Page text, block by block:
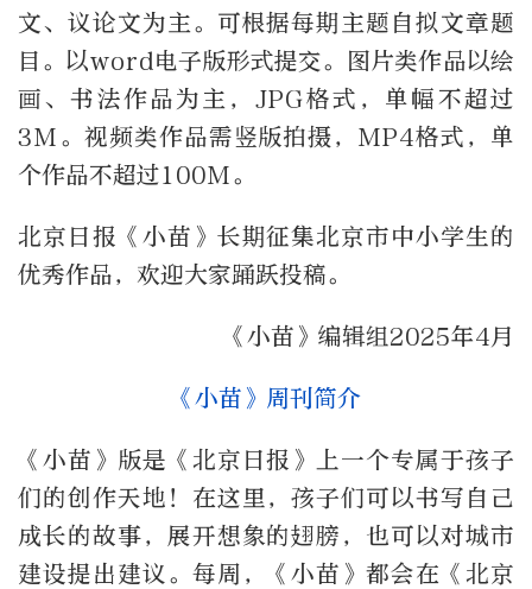
文、议论文为主。可根据每期主题自拟文章题
目。以word电子版形式提交。图片类作品以绘
画、书法作品为主，JPG格式，单幅不超过
3M。视频类作品需竖版拍摄，MP4格式，单
个作品不超过100M。
北京日报《小苗》长期征集北京市中小学生的
优秀作品，欢迎大家踊跃投稿。
《小苗》编辑组2025年4月
《小苗》周刊简介
《小苗》版是《北京日报》上一个专属于孩子
们的创作天地！在这里，孩子们可以书写自己
成长的故事，展开想象的翅膀，也可以对城市
建设提出建议。每周，《小苗》都会在《北京